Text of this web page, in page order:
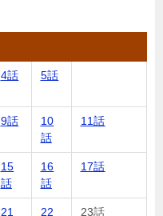
4話 5話
9話
10
話
11話
15
話
16
話
17話
21
22
23話